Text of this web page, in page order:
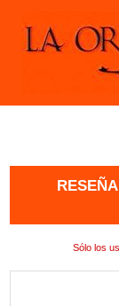
Sólo los